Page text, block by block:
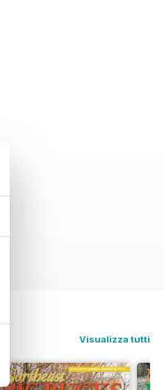
Visualizza tutti